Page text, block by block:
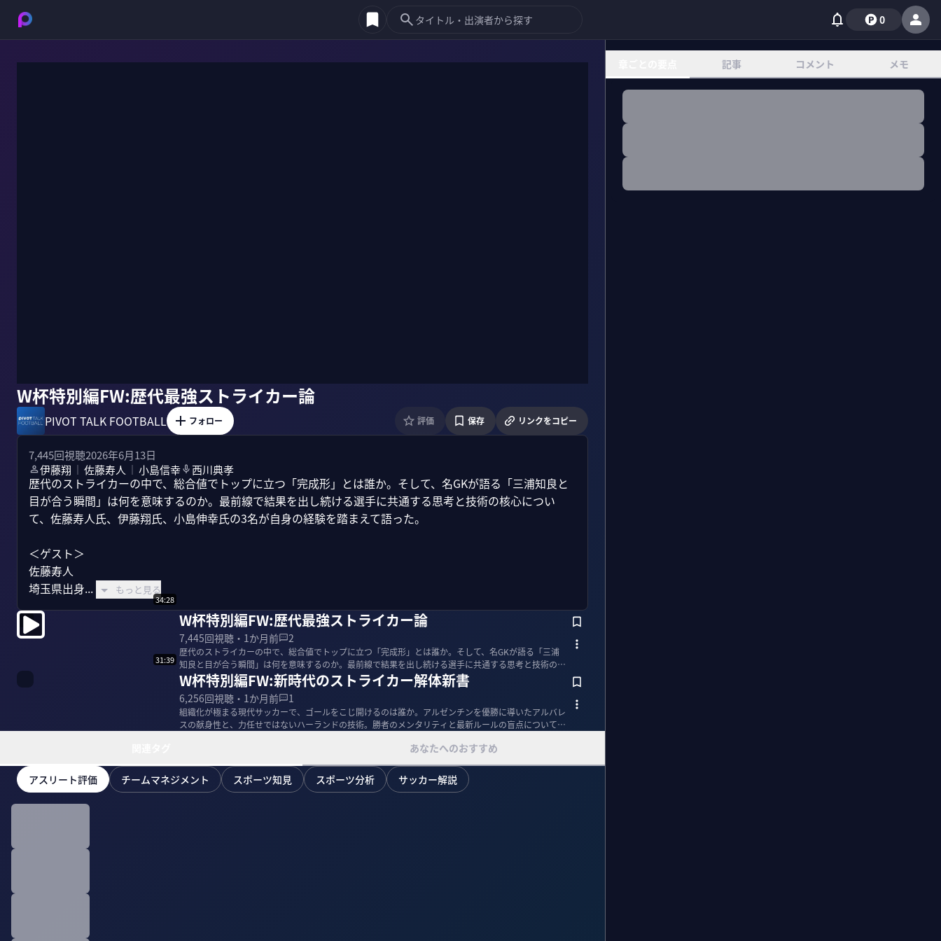
0
W杯特別編FW:歴代最強ストライカー論
PIVOT TALK FOOTBALL フォロー 評価 保存 リンクをコピー
7,445回視聴2026年6月13日
伊藤翔 ｜ 佐藤寿人 ｜ 小島信幸 西川典孝
歴代のストライカーの中で、総合値でトップに立つ「完成形」とは誰か。そして、名GKが語る「三浦知良と
目が合う瞬間」は何を意味するのか。最前線で結果を出し続ける選手に共通する思考と技術の核心につい
て、佐藤寿人氏、伊藤翔氏、小島伸幸氏の3名が自身の経験を踏まえて語った。
＜ゲスト＞
佐藤寿人
埼玉県出身...
もっと見る
34:28
W杯特別編FW:歴代最強ストライカー論
7,445回視聴・ 1か月前 2
歴代のストライカーの中で、総合値でトップに立つ「完成形」とは誰か。そして、名GKが語る「三浦
知良と目が合う瞬間」は何を意味するのか。最前線で結果を出し続ける選手に共通する思考と技術の核
心について、佐藤...
31:39
W杯特別編FW:新時代のストライカー解体新書
6,256回視聴・ 1か月前 1
組織化が極まる現代サッカーで、ゴールをこじ開けるのは誰か。アルゼンチンを優勝に導いたアルバレ
スの献身性と、力任せではないハーランドの技術。勝者のメンタリティと最新ルールの盲点について、
あなたへのおすすめ
アスリート評価 チームマネジメント スポーツ知見 スポーツ分析 サッカー解説
記事 コメント メモ